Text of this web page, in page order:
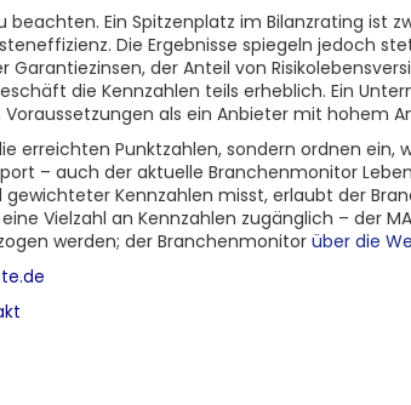
beachten. Ein Spitzenplatz im Bilanzrating ist
Die Ergebnisse spiegeln jedoch
der Anteil von
die Kennzahlen teils erheblich. Ein
als ein Anbieter mit hohem
erreichten Punktzahlen, sondern ordnen
– auch der aktuelle Branchenmonitor
Kennzahlen misst, erlaubt der
Vielzahl an Kennzahlen zugänglich – der
werden; der Branchenmonitor über die